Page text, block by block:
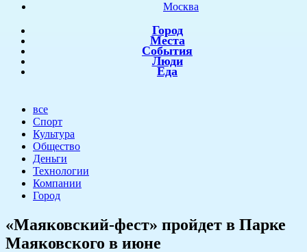
Москва
Город
Места
События
Люди
Еда
все
Спорт
Культура
Общество
Деньги
Технологии
Компании
Город
​«Маяковский-фест» пройдет в Парке
Маяковского в июне